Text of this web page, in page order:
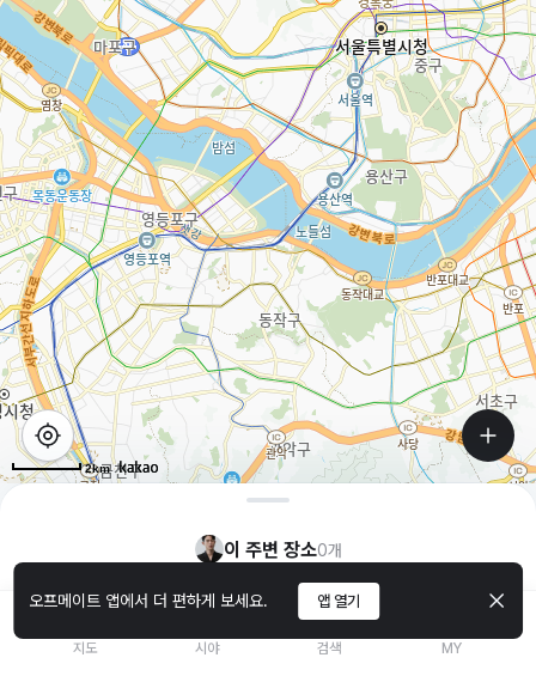
오프메이트 앱에서 더 편하게 보세요. 앱 열기
2km
이 주변 장소0개
지도 시야 검색 MY